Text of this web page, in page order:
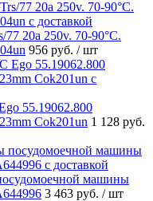
77 20a 250v. 70-90°C.
956 руб. / шт
55.19062.800
Cok201un 1 128 руб.
машины
3 463 руб. / шт